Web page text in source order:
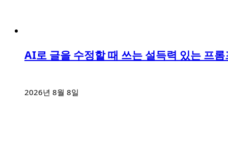
AI로 글을 수정할 때 쓰는 설득력 있는 프롬
2026년 8월 8일